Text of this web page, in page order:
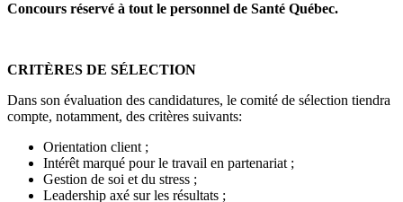
Concours réservé à tout le personnel de Santé Québec.
CRITÈRES DE SÉLECTION
Dans son évaluation des candidatures, le comité de sélection tiendra
compte, notamment, des critères suivants:
Orientation client ;
Intérêt marqué pour le travail en partenariat ;
Gestion de soi et du stress ;
Leadership axé sur les résultats ;